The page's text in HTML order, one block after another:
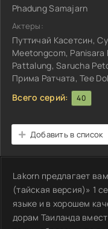
Phadung Samajarn
Актеры:
Путтичай Касетсин,
Meetongcom, Panisara
Pattalung, Sarucha
Прима Ратчата, Tee
Всего серий:
40
Добавить в список
Lakorn предлагает
(тайская версия)» 1
языке и в хорошем
дорам Таиланда